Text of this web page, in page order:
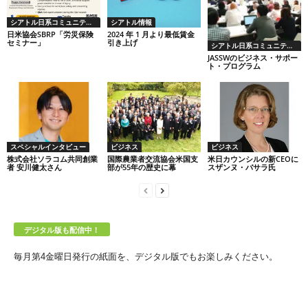
シアトル日系コミュニティーから
日米協会SBRP「労災保険
セミナー」
シアトル情報
2024 年 1 月より最低賃金
引き上げ
シアトル日系コミュニティーから
JASSWのビジネス・サポー
ト・プログラム
スペシャルインタビュー
株式会社ソラコム共同創業
者 安川健太さん
ビジネス
国際農業者交流協会米国支
部が55年の歴史に幕
ビジネス
米日カウンシルの新CEOに
スザンヌ・バサラ氏
デジタル版も配信中！
毎月第4金曜日発行の紙面を、デジタル版でもお楽しみください。